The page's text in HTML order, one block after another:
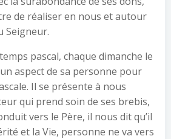
de réaliser en nous et autour
Seigneur.
pascal, chaque dimanche le
aspect de sa personne pour
Il se présente à nous
qui prend soin de ses brebis,
vers le Père, il nous dit qu’il
et la Vie, personne ne va vers